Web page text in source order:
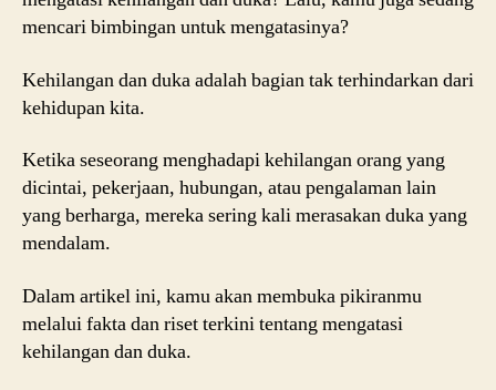
mencari bimbingan untuk mengatasinya?
Kehilangan dan duka adalah bagian tak terhindarkan dari
kehidupan kita.
Ketika seseorang menghadapi kehilangan orang yang
dicintai, pekerjaan, hubungan, atau pengalaman lain
yang berharga, mereka sering kali merasakan duka yang
mendalam.
Dalam artikel ini, kamu akan membuka pikiranmu
melalui fakta dan riset terkini tentang mengatasi
kehilangan dan duka.